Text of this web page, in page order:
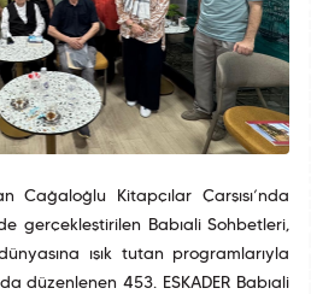
Cağaloğlu Kitapçılar Çarşısı’nda
gerçekleştirilen Babıali Sohbetleri,
ışık tutan programlarıyla
düzenlenen 453. ESKADER Babıali